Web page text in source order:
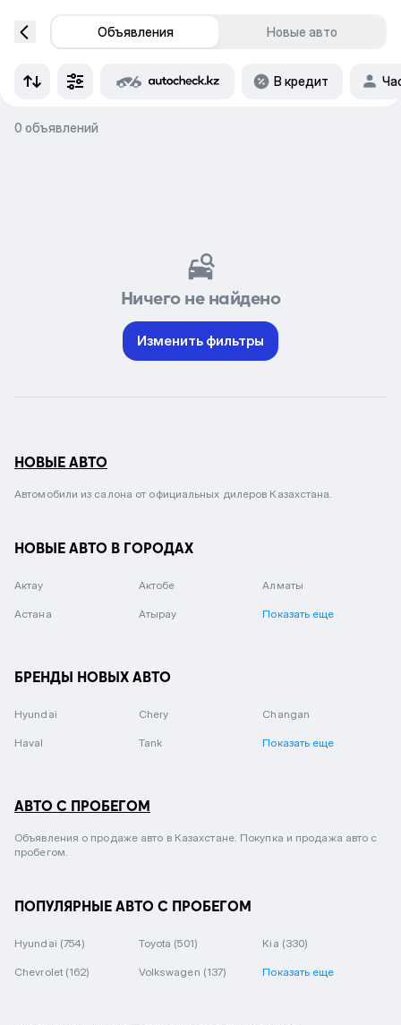
Объявления Новые авто
В кредит
0 объявлений
Ничего не найдено
Изменить фильтры
НОВЫЕ АВТО
Автомобили из салона от официальных дилеров Казахстана.
НОВЫЕ АВТО В ГОРОДАХ
Актау Актобе Алматы
Астана Атырау Показать еще
БРЕНДЫ НОВЫХ АВТО
Hyundai Chery Changan
Haval Tank Показать еще
АВТО С ПРОБЕГОМ
Объявления о продаже авто в Казахстане. Покупка и продажа авто с
пробегом.
ПОПУЛЯРНЫЕ АВТО С ПРОБЕГОМ
Hyundai (754) Toyota (501) Kia (330)
Chevrolet (162) Volkswagen (137) Показать еще